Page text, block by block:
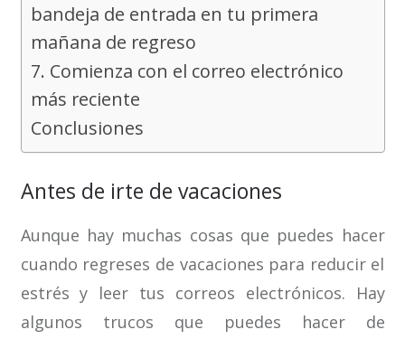
bandeja de entrada en tu primera
mañana de regreso
7. Comienza con el correo electrónico
más reciente
Conclusiones
Antes de irte de vacaciones
Aunque hay muchas cosas que puedes hacer
cuando regreses de vacaciones para reducir el
estrés y leer tus correos electrónicos. Hay
algunos trucos que puedes hacer de